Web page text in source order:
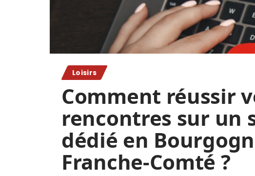
Loisirs
Comment réussir
rencontres sur un
dédié en
Franche-Comté ?